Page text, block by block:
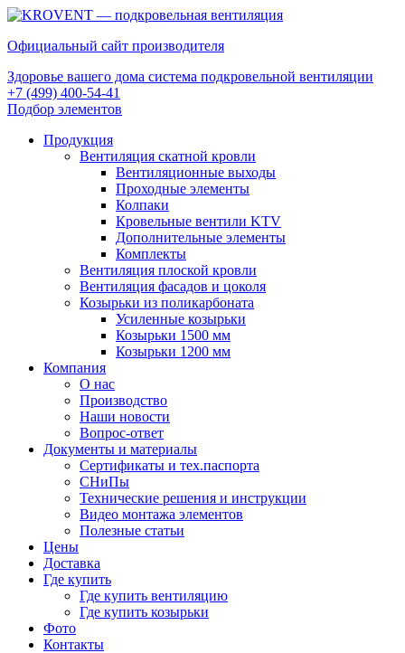
Официальный сайт производителя
Здоровье вашего дома система подкровельной вентиляции
+7 (499) 400-54-41
Подбор элементов
Продукция
Вентиляция скатной кровли
Вентиляционные выходы
Проходные элементы
Колпаки
Кровельные вентили KTV
Дополнительные элементы
Комплекты
Вентиляция плоской кровли
Вентиляция фасадов и цоколя
Козырьки из поликарбоната
Усиленные козырьки
Козырьки 1500 мм
Козырьки 1200 мм
Компания
О нас
Производство
Наши новости
Вопрос-ответ
Документы и материалы
Сертификаты и тех.паспорта
СНиПы
Технические решения и инструкции
Видео монтажа элементов
Полезные статьи
Цены
Доставка
Где купить
Где купить вентиляцию
Где купить козырьки
Фото
Контакты